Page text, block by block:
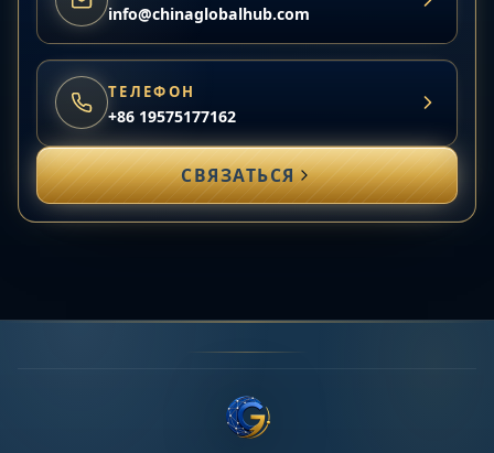
info@chinaglobalhub.com
ТЕЛЕФОН
+86 19575177162
СВЯЗАТЬСЯ